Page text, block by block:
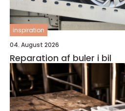
inspiration
04. August 2026
Reparation af buler i bil